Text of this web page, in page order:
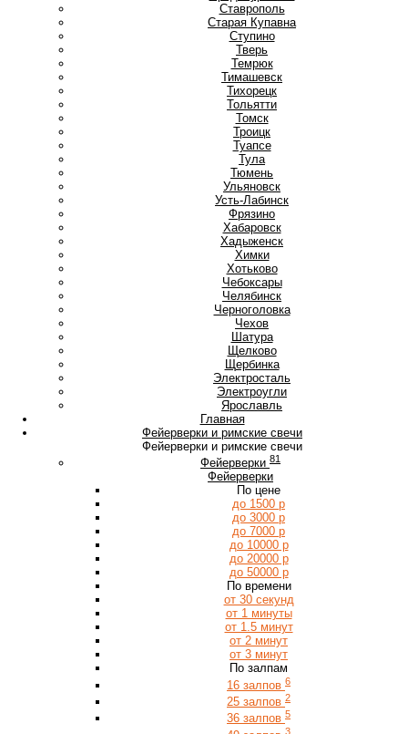
Ставрополь
Старая Купавна
Ступино
Тверь
Темрюк
Тимашевск
Тихорецк
Тольятти
Томск
Троицк
Туапсе
Тула
Тюмень
Ульяновск
Усть-Лабинск
Фрязино
Хабаровск
Хадыженск
Химки
Хотьково
Чебоксары
Челябинск
Черноголовка
Чехов
Шатура
Щелково
Щербинка
Электросталь
Электроугли
Ярославль
Главная
Фейерверки и римские свечи
Фейерверки и римские свечи
Фейерверки 81
Фейерверки
По цене
до 1500 р
до 3000 р
до 7000 р
до 10000 р
до 20000 р
до 50000 р
По времени
от 30 секунд
от 1 минуты
от 1.5 минут
от 2 минут
от 3 минут
По залпам
16 залпов 6
25 залпов 2
36 залпов 5
3